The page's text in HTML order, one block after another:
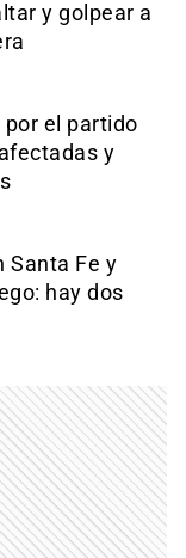
y golpear a
por el partido
y
Santa Fe y
hay dos